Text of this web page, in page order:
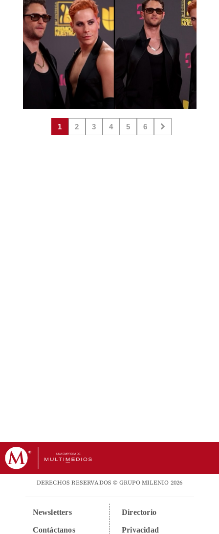
1 2 3 4 5 6
DERECHOS RESERVADOS © GRUPO MILENIO 2026
Newsletters
Contáctanos
Directorio
Privacidad